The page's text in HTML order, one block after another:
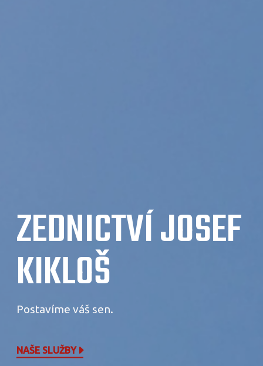
ZEDNICTVÍ JOSEF
KIKLOŠ
Postavíme váš sen.
NAŠE SLUŽBY